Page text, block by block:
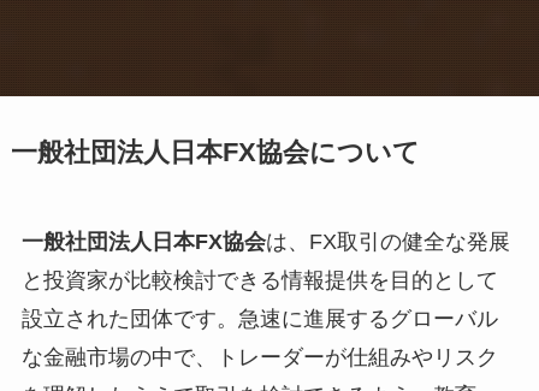
一般社団法人日本FX協会について
一般社団法人日本FX協会は、FX取引の健全な発展
と投資家が比較検討できる情報提供を目的として
設立された団体です。急速に進展するグローバル
な金融市場の中で、トレーダーが仕組みやリスク